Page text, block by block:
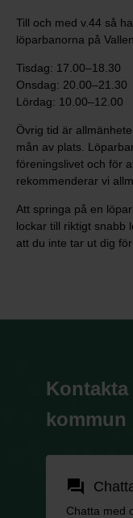
Till och med v.44 så
löparbanorna på
Tisdag: 17.00–18.30
Onsdag: 20.00–21.30
Lördag: 10.00–12.00
Övrig tid är
mån av plats.
föreningslivet och för
rekommenderar vi
Att springa på en
lockar till riktigt snabb
att du inte tar ut dig för
kommun
forum
Chatta med